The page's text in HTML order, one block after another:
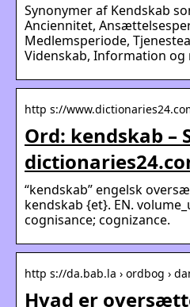
Synonymer af Kendskab
Anciennitet,
Medlemsperiode,
Videnskab, Information
http s://
Ord: kendskab –
“kendskab” engelsk
kendskab {et}. EN.
cognisance; cognizance.
http s://da.bab.la › ordbog ›
Hvad er